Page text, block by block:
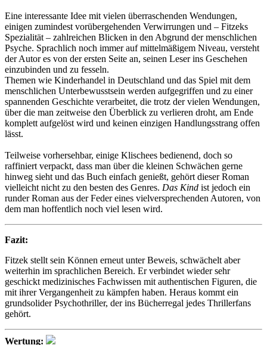
Eine interessante Idee mit vielen überraschenden Wendungen,
einigen zumindest vorübergehenden Verwirrungen und – Fitzeks
Spezialität – zahlreichen Blicken in den Abgrund der menschlichen
Psyche. Sprachlich noch immer auf mittelmäßigem Niveau, versteht
der Autor es von der ersten Seite an, seinen Leser ins Geschehen
einzubinden und zu fesseln.
Themen wie Kinderhandel in Deutschland und das Spiel mit dem
menschlichen Unterbewusstsein werden aufgegriffen und zu einer
spannenden Geschichte verarbeitet, die trotz der vielen Wendungen,
über die man zeitweise den Überblick zu verlieren droht, am Ende
komplett aufgelöst wird und keinen einzigen Handlungsstrang offen
lässt.
Teilweise vorhersehbar, einige Klischees bedienend, doch so
raffiniert verpackt, dass man über die kleinen Schwächen gerne
hinweg sieht und das Buch einfach genießt, gehört dieser Roman
vielleicht nicht zu den besten des Genres. Das Kind ist jedoch ein
runder Roman aus der Feder eines vielversprechenden Autoren, von
dem man hoffentlich noch viel lesen wird.
Fazit:
Fitzek stellt sein Können erneut unter Beweis, schwächelt aber
weiterhin im sprachlichen Bereich. Er verbindet wieder sehr
geschickt medizinisches Fachwissen mit authentischen Figuren, die
mit ihrer Vergangenheit zu kämpfen haben. Heraus kommt ein
grundsolider Psychothriller, der ins Bücherregal jedes Thrillerfans
gehört.
Wertung: